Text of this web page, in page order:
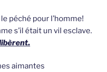
péché pour l’homme!
s’il était un vil esclave.
aimantes